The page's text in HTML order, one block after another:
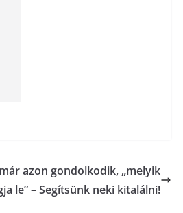
azon gondolkodik, „melyik
le” – Segítsünk neki kitalálni!